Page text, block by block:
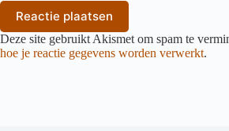
Reactie plaatsen
Deze site gebruikt Akismet om spam te
hoe je reactie gegevens worden verwerkt.